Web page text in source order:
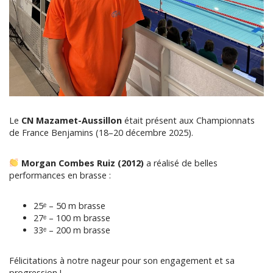
Le CN Mazamet-Aussillon était présent aux Championnats
de France Benjamins (18–20 décembre 2025).
Morgan Combes Ruiz (2012) a réalisé de belles
performances en brasse :
25ᵉ – 50 m brasse
27ᵉ – 100 m brasse
33ᵉ – 200 m brasse
Félicitations à notre nageur pour son engagement et sa